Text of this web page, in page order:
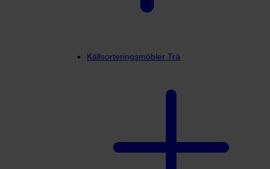
Källsorteringsmöbler Trä